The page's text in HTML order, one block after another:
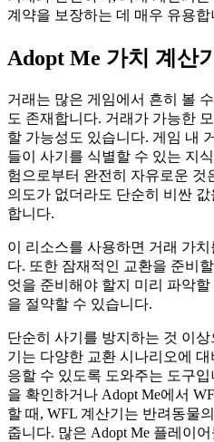
계약을 보장하는 데 매우 유용합
Adopt Me 가치 계산
거래는 많은 게임에서 흔히 볼
도 존재합니다. 거래가 가능한
할 가능성도 있습니다. 게임 내
들이 사기를 식별할 수 있는 지
험으로부터 완전히 자유로운 것
의도가 없더라도 단순히 비싼
합니다.
이 리소스를 사용하면 거래 가
다. 또한 잠재적인 교환을 준비
엇을 준비해야 할지 미리 파악
을 절약할 수 있습니다.
단순히 사기를 방지하는 것 이
기는 다양한 교환 시나리오에
응할 수 있도록 도와주는 도구
을 확인하거나 Adopt Me에서
할 때, WFL 계산기는 반려동물
줍니다. 많은 Adopt Me 플레이